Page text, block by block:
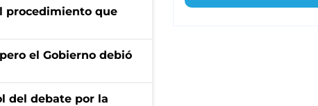
procedimiento que
el Gobierno debió
del debate por la